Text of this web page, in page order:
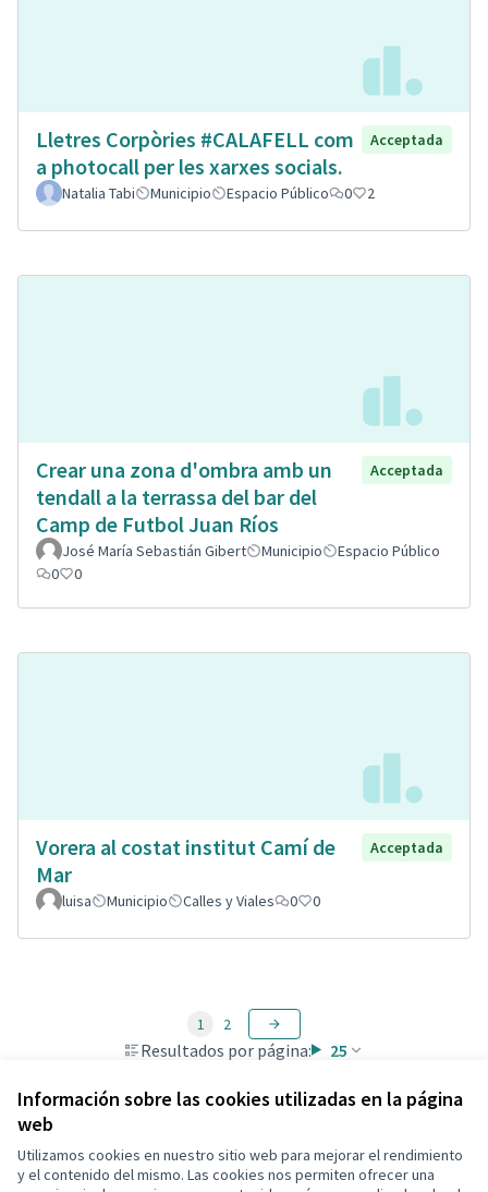
Información sobre las cookies utilizadas en la página
web
Utilizamos cookies en nuestro sitio web para mejorar el rendimiento
y el contenido del mismo. Las cookies nos permiten ofrecer una
Lletres Corpòries #CALAFELL com
a photocall per les xarxes socials.
Acceptada
Natalia Tabi Municipio Espacio Público 0 2
Crear una zona d'ombra amb un
tendall a la terrassa del bar del
Camp de Futbol Juan Ríos
Acceptada
José María Sebastián Gibert Municipio
Espacio Público
0
0
Vorera al costat institut Camí de
Mar
Acceptada
luisa Municipio Calles y Viales 0 0
Resultados por página: 25
1 2
Términos y condiciones de uso
Configuración de cookies